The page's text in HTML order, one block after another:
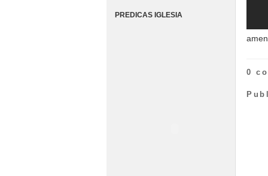
PREDICAS IGLESIA
amen
0